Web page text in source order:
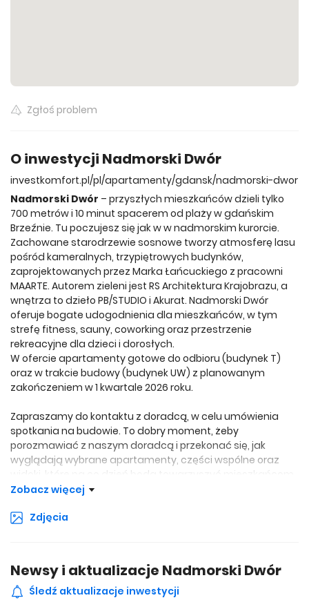
Zgłoś problem
O inwestycji Nadmorski Dwór
investkomfort.pl/pl/apartamenty/gdansk/nadmorski-dwor
Nadmorski Dwór – przyszłych mieszkańców dzieli tylko
700 metrów i 10 minut spacerem od plaży w gdańskim
Brzeźnie. Tu poczujesz się jak w w nadmorskim kurorcie.
Zachowane starodrzewie sosnowe tworzy atmosferę lasu
pośród kameralnych, trzypiętrowych budynków,
zaprojektowanych przez Marka Łańcuckiego z pracowni
MAARTE. Autorem zieleni jest RS Architektura Krajobrazu, a
wnętrza to dzieło PB/STUDIO i Akurat. Nadmorski Dwór
oferuje bogate udogodnienia dla mieszkańców, w tym
strefę fitness, sauny, coworking oraz przestrzenie
rekreacyjne dla dzieci i dorosłych.
W ofercie apartamenty gotowe do odbioru (budynek T)
oraz w trakcie budowy (budynek UW) z planowanym
zakończeniem w 1 kwartale 2026 roku.
Zapraszamy do kontaktu z doradcą, w celu umówienia
spotkania na budowie. To dobry moment, żeby
porozmawiać z naszym doradcą i przekonać się, jak
wyglądają wybrane apartamenty, części wspólne oraz
widoki, które na co dzień będą towarzyszyć mieszkańcom.
- 10 minut spacerem od plaży w gdańskim Brzeźnie, pośród
- funkcjonalne układy mieszkań o różnorodnych
do piknikowania i wielofunkcyjną polaną
- bogata oferta udogodnień dla mieszkańców: strefa
fitness, kompleks saun, coworking i sala klubowa
Zobacz więcej
Zdjęcia
Newsy i aktualizacje Nadmorski Dwór
Śledź aktualizacje inwestycji